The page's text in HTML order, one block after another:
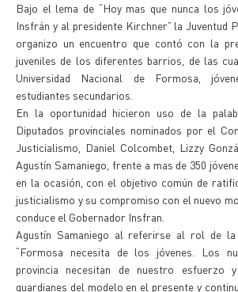
Bajo el lema de “Hoy mas que nunca los
Insfrán y al presidente Kirchner” la Juventud
organizo un encuentro que contó con la
juveniles de los diferentes barrios, de las
Universidad Nacional de Formosa,
estudiantes secundarios.
En la oportunidad hicieron uso de la
Diputados provinciales nominados por el
Justicialismo, Daniel Colcombet, Lizzy
Agustín Samaniego, frente a mas de 350
en la ocasión, con el objetivo común de
justicialismo y su compromiso con el nuevo
conduce el Gobernador Insfran.
Agustín Samaniego al referirse al rol de la
“Formosa necesita de los jóvenes. Los
provincia necesitan de nuestro esfuerzo
guardianes del modelo en el presente y